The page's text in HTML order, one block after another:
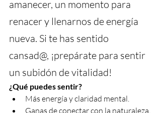
amanecer, un momento para
renacer y llenarnos de energía
nueva. Si te has sentido
cansad@, ¡prepárate para sentir
un subidón de vitalidad!
¿Qué puedes sentir?
Más energía y claridad mental.
Ganas de conectar con la naturaleza.